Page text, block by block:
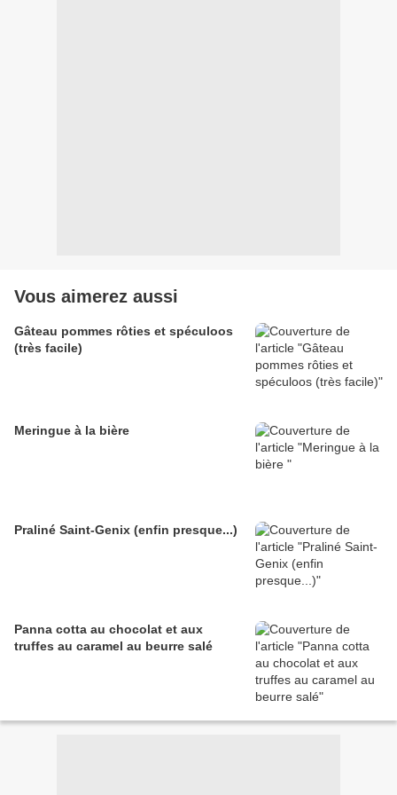
Vous aimerez aussi
Gâteau pommes rôties et spéculoos
(très facile)
Meringue à la bière
Praliné Saint-Genix (enfin presque...)
Panna cotta au chocolat et aux
truffes au caramel au beurre salé